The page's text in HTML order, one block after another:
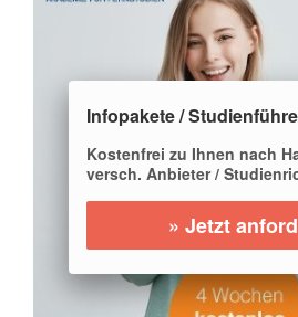
Infopakete /
Kostenfrei zu Ihnen nach
versch. Anbieter /
» Jetzt